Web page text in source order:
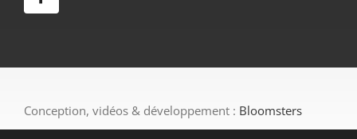
Conception, vidéos & développement : Bloomsters